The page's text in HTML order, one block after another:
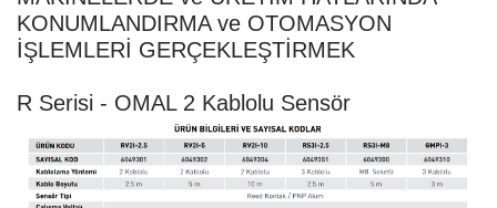
KONUMLANDIRMA ve OTOMASYON
İŞLEMLERİ GERÇEKLEŞTİRMEK
R Serisi - OMAL 2 Kablolu Sensör